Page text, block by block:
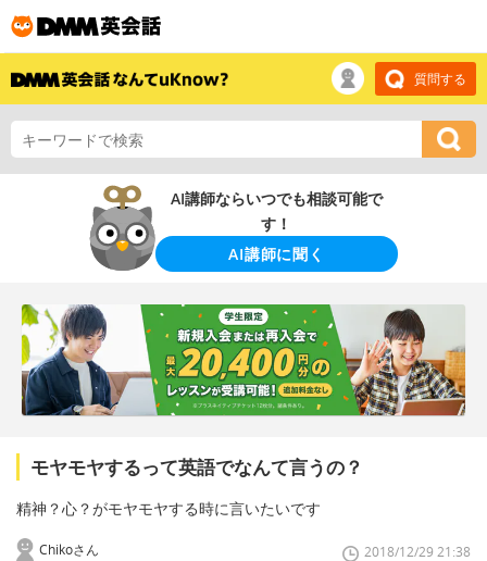
質問する
AI講師ならいつでも相談可能で
す！
AI講師に聞く
モヤモヤするって英語でなんて言うの？
精神？心？がモヤモヤする時に言いたいです
Chikoさん 2018/12/29 21:38